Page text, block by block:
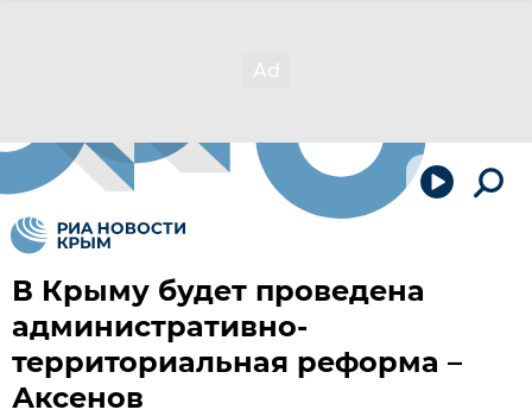
В Крыму будет проведена
административно-
территориальная реформа –
Аксенов